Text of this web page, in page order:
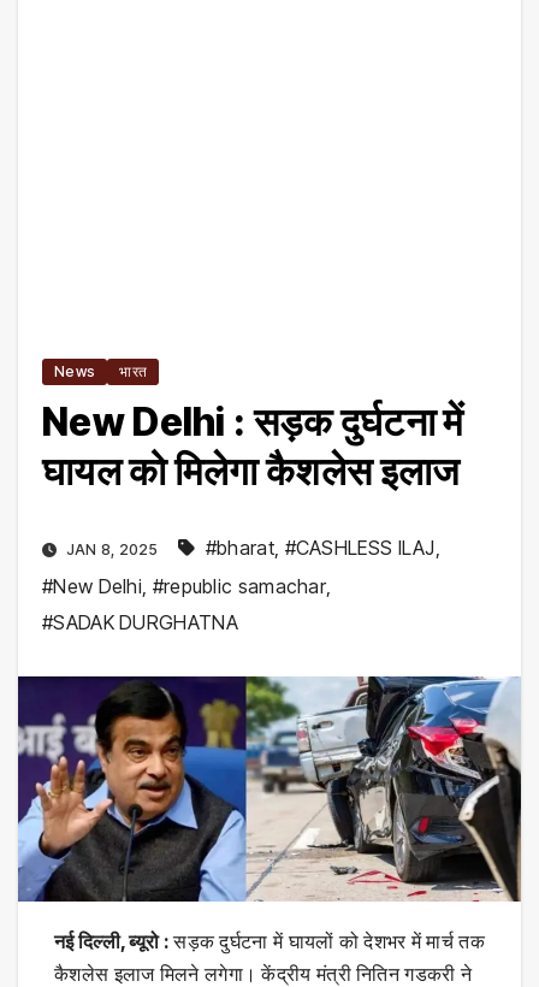
News भारत
New Delhi : सड़क दुर्घटना में
घायल को मिलेगा कैशलेस इलाज
JAN 8, 2025 #bharat, #CASHLESS ILAJ
#New Delhi #republic samachar,
#SADAK DURGHATNA
नई दिल्ली, ब्यूरो :सड़क दुर्घटना में घायलों को देशभर में मार्च तक
कैशलेस इलाज मिलने लगेगा। केंद्रीय मंत्री नितिन गडकरी ने